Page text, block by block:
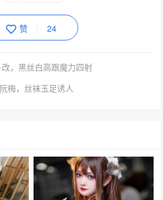
赞 24
改，黑丝白高跟魔力四射
梅，丝袜玉足诱人